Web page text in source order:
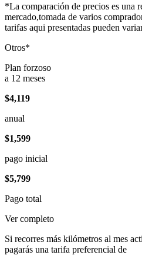
*La comparación de precios es una
mercado,tomada de varios
tarifas aqui presentadas pueden
Otros*
Plan forzoso
a 12 meses
$4,119
anual
$1,599
pago inicial
$5,799
Pago total
Ver completo
Si recorres más kilómetros al mes
pagarás una tarifa preferencial de